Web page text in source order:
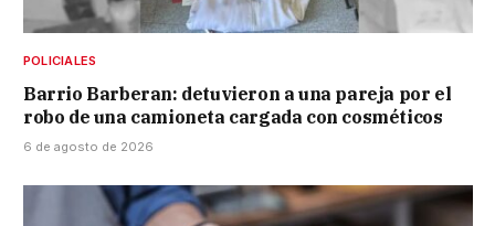
POLICIALES
Barrio Barberan: detuvieron a una pareja por el
robo de una camioneta cargada con cosméticos
6 de agosto de 2026